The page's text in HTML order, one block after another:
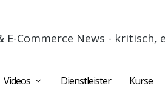
E-Commerce News - kritisch,
Videos Dienstleister Kurse